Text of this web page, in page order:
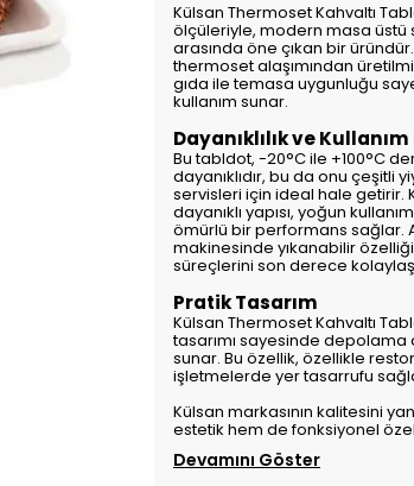
Külsan Thermoset Kahvaltı
ölçüleriyle, modern masa üstü
arasında öne çıkan bir
thermoset alaşımından
gıda ile temasa uygunluğu
kullanım sunar.
Dayanıklılık ve Kullanım
Bu tabldot, -20°C ile +100°C
dayanıklıdır, bu da onu çeşitli
servisleri için ideal hale getirir.
dayanıklı yapısı, yoğun
ömürlü bir performans sağlar.
makinesinde yıkanabilir
süreçlerini son derece
Pratik Tasarım
Külsan Thermoset Kahvaltı
tasarımı sayesinde depolama
sunar. Bu özellik, özellikle
işletmelerde yer tasarrufu
Külsan markasının kalitesini
estetik hem de fonksiyonel
Devamını Göster